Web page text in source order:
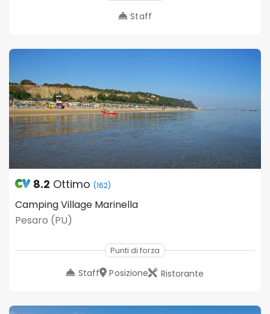
Staff
8.2 Ottimo (162)
Camping Village Marinella
Pesaro (PU)
Punti di forza
Staff Posizione Ristorante